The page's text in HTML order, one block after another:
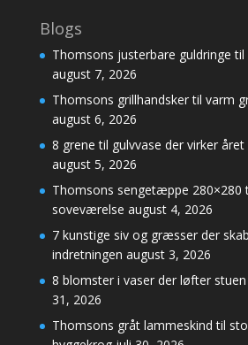
Blogs
Thomsons justerbare guldringe
august 7, 2026
Thomsons grillhandsker til varm
august 6, 2026
8 grene til gulvvase der virker
august 5, 2026
Thomsons sengetæppe 280×280
soveværelse august 4, 2026
7 kunstige siv og græsser der
indretningen august 3, 2026
8 blomster i vaser der løfter
31, 2026
Thomsons gråt lammeskind til